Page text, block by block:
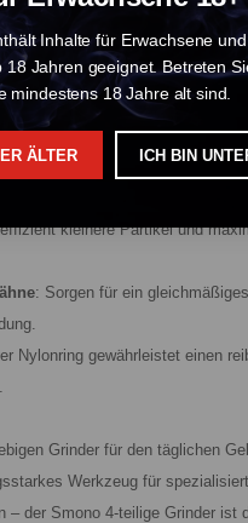
Inhalte für Erwachsene
Jahren geeignet. Betreten
mindestens 18 Jahre alt sind.
ÄLTER ICH BIN
35 mm hoch – kompakt und
robustem anodisiertem Aluminium
einen sicheren und
kleinere Partikel und
: Sorgen für ein
Nylonring gewährleistet einen
Grinder für den täglichen
Werkzeug für
– der Smono 4-teilige Grinder ist